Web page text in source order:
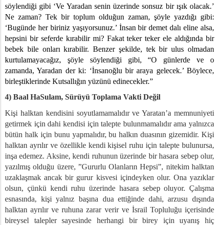
söylendiği gibi ‘Ve Yaradan senin üzerinde sonsuz bir ışık olacak.’
Ne zaman? Tek bir toplum olduğun zaman, şöyle yazdığı gibi:
‘Bugünde her biriniz yaşıyorsunuz.’ İnsan bir demet dalı eline alsa,
hepsini bir seferde kırabilir mi? Fakat teker teker ele aldığında bir
bebek bile onları kırabilir. Benzer şekilde, tek bir ulus olmadan
kurtulamayacağız, şöyle söylendiği gibi, “O günlerde ve o
zamanda, Yaradan der ki: ‘İnsanoğlu bir araya gelecek.’ Böylece,
birleştiklerinde Kutsallığın yüzünü edinecekler.”
4) Baal HaSulam, Sürüyü Toplama Vakti Değil
Kişi halktan kendisini soyutlamamalıdır ve Yaratan’a memnuniyeti
getirmek için dahi kendisi için talepte bulunmamalıdır ama yalnızca
bütün halk için bunu yapmalıdır, bu halkın duasının gizemidir. Kişi
halktan ayrılır ve özellikle kendi kişisel ruhu için talepte bulunursa,
inşa edemez. Aksine, kendi ruhunun üzerinde bir hasara sebep olur,
yazılmış olduğu üzere, ”Gururlu Olanların Hepsi”, nitekim halktan
uzaklaşmak ancak bir gurur kisvesi içindeyken olur. Ona yazıklar
olsun, çünkü kendi ruhu üzerinde hasara sebep oluyor. Çalışma
esnasında, kişi yalnız başına dua ettiğinde dahi, arzusu dışında
halktan ayrılır ve ruhuna zarar verir ve İsrail Topluluğu içerisinde
bireysel talepler sayesinde herhangi bir birey için uyanış hiç